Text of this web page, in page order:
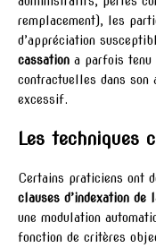
remplacement), les
d’appréciation
cassation a parfois
contractuelles dans son
excessif.
Les techniques
Certains praticiens ont
clauses d’indexation de
une modulation
fonction de critères